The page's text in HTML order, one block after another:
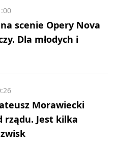
na scenie Opery Nova
Dla młodych i
Morawiecki
rządu. Jest kilka